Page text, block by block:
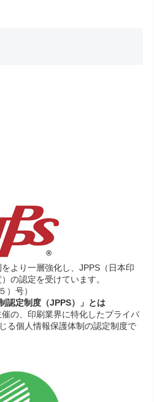
より一層強化し、JPPS（日本印
の認定を受けています。
）号）
認定制度（JPPS）」とは
の、印刷業界に特化したプライバ
る個人情報保護体制の認定制度で